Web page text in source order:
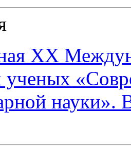
XХ
науки».